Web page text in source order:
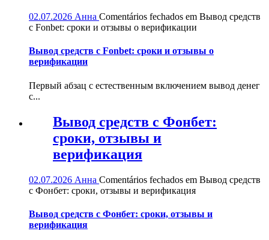
02.07.2026 Анна Comentários fechados em Вывод средств
с Fonbet: сроки и отзывы о верификации
Вывод средств с Fonbet: сроки и отзывы о
верификации
Первый абзац с естественным включением вывод денег
с...
Вывод средств с Фонбет:
сроки, отзывы и
верификация
02.07.2026 Анна Comentários fechados em Вывод средств
с Фонбет: сроки, отзывы и верификация
Вывод средств с Фонбет: сроки, отзывы и
верификация